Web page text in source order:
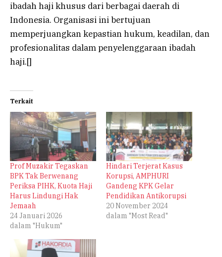
ibadah haji khusus dari berbagai daerah di
Indonesia. Organisasi ini bertujuan
memperjuangkan kepastian hukum, keadilan, dan
profesionalitas dalam penyelenggaraan ibadah
haji.[]
Terkait
Prof Muzakir Tegaskan
BPK Tak Berwenang
Periksa PIHK, Kuota Haji
Harus Lindungi Hak
Jemaah
24 Januari 2026
dalam "Hukum"
Hindari Terjerat Kasus
Korupsi, AMPHURI
Gandeng KPK Gelar
Pendidikan Antikorupsi
20 November 2024
dalam "Most Read"